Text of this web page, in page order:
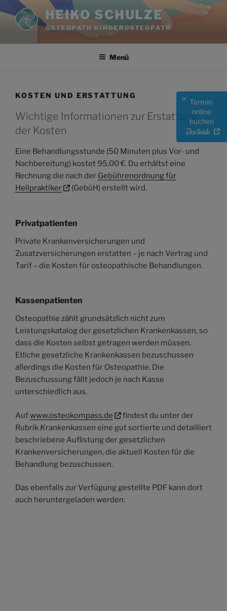
Termin
online
buchen
Inhalt
springen
HEIKO SCHULZE
OSTEOPATH KINDEROSTEOPATH
Menü
KOSTEN UND ERSTATTUNG
Wichtige Informationen zur Erstattung
der Kosten
Eine Behandlungsstunde (50 Minuten plus Vor- und
Nachbereitung) kostet 95,00 €. Du erhältst eine
Rechnung die nach der Gebührenordnung für
Heilpraktiker
(GebüH) erstellt wird.
Privatpatienten
Private Krankenversicherungen und
Zusatzversicherungen erstatten – je nach Vertrag und
Tarif – die Kosten für osteopathische Behandlungen.
Kassenpatienten
Osteopathie zählt grundsätzlich nicht zum
Leistungskatalog der gesetzlichen Krankenkassen, so
dass die Kosten selbst getragen werden müssen.
Etliche gesetzliche Krankenkassen bezuschussen
allerdings die Kosten für Osteopathie. Die
Bezuschussung fällt jedoch je nach Kasse
unterschiedlich aus.
Aufwww.osteokompass.de
findest du unter der
Rubrik Krankenkassen eine gut sortierte und detailliert
beschriebene Auflistung der gesetzlichen
Krankenversicherungen, die aktuell Kosten für die
Behandlung bezuschussen.
Das ebenfalls zur Verfügung gestellte PDF kann dort
auch heruntergeladen werden: